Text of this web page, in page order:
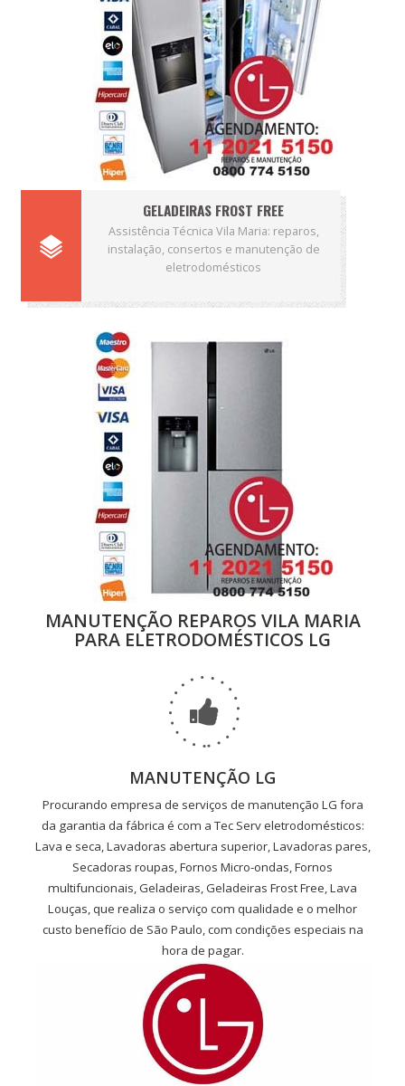
GELADEIRAS FROST FREE
Assistência Técnica Vila Maria: reparos,
instalação, consertos e manutenção de
eletrodomésticos
MANUTENÇÃO REPAROS VILA MARIA
PARA ELETRODOMÉSTICOS LG
MANUTENÇÃO LG
Procurando empresa de serviços de manutenção LG fora
da garantia da fábrica é com a Tec Serv eletrodomésticos:
Lava e seca, Lavadoras abertura superior, Lavadoras pares,
Secadoras roupas, Fornos Micro-ondas, Fornos
multifuncionais, Geladeiras, Geladeiras Frost Free, Lava
Louças, que realiza o serviço com qualidade e o melhor
custo benefício de São Paulo, com condições especiais na
hora de pagar.